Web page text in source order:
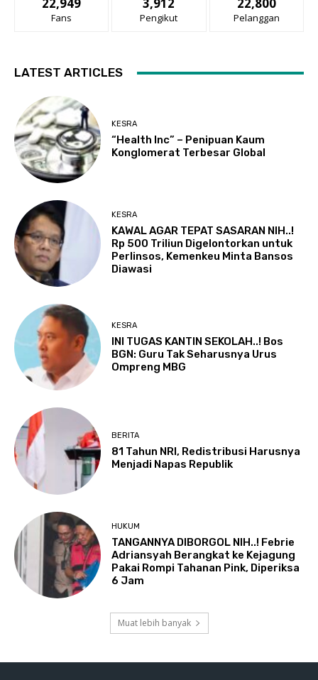
22,949
Fans
3,912
Pengikut
22,800
Pelanggan
LATEST ARTICLES
KESRA
“Health Inc” – Penipuan Kaum
Konglomerat Terbesar Global
KESRA
KAWAL AGAR TEPAT SASARAN NIH..!
Rp 500 Triliun Digelontorkan untuk
Perlinsos, Kemenkeu Minta Bansos
Diawasi
KESRA
INI TUGAS KANTIN SEKOLAH..! Bos
BGN: Guru Tak Seharusnya Urus
Ompreng MBG
BERITA
81 Tahun NRI, Redistribusi Harusnya
Menjadi Napas Republik
HUKUM
TANGANNYA DIBORGOL NIH..! Febrie
Adriansyah Berangkat ke Kejagung
Pakai Rompi Tahanan Pink, Diperiksa
6 Jam
Muat lebih banyak